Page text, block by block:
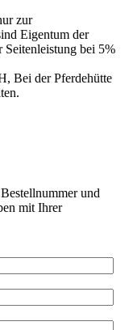
zur
Eigentum der
bei 5%
Bei der Pferdehütte
und
mit Ihrer